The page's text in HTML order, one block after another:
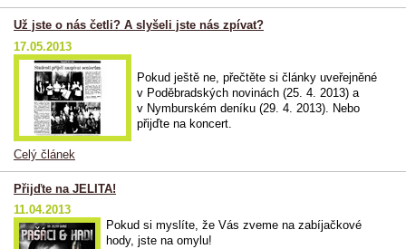
Už jste o nás četli? A slyšeli jste nás zpívat?
17.05.2013
Pokud ještě ne, přečtěte si články uveřejněné
v Poděbradských novinách (25. 4. 2013) a
v Nymburském deníku (29. 4. 2013). Nebo
přijďte na koncert.
Celý článek
Přijďte na JELITA!
11.04.2013
Pokud si myslíte, že Vás zveme na zabíjačkové
hody, jste na omylu!